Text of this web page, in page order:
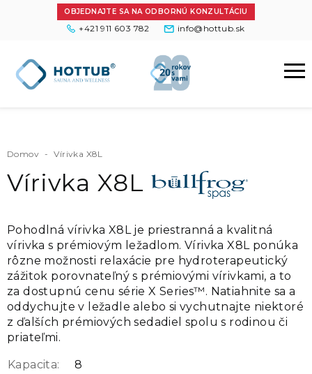
OBJEDNAJTE SA NA ODBORNÚ KONZULTÁCIU
+421 911 603 782 info@hottub.sk
Domov - Vírivka X8L
Vírivka X8L
Pohodlná vírivka X8L je priestranná a kvalitná
vírivka s prémiovým ležadlom. Vírivka X8L ponúka
rôzne možnosti relaxácie pre hydroterapeutický
zážitok porovnateľný s prémiovými vírivkami, a to
za dostupnú cenu série X Series™. Natiahnite sa a
oddychujte v ležadle alebo si vychutnajte niektoré
z ďalších prémiových sedadiel spolu s rodinou či
priateľmi.
Kapacita:
8